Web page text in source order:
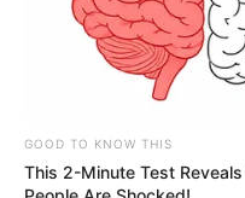
GOOD TO KNOW THIS
This 2-Minute Test